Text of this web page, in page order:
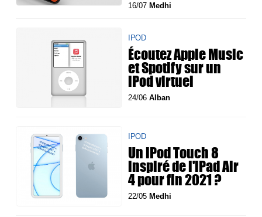
16/07 Medhi
IPOD
Écoutez Apple Music
et Spotify sur un
iPod virtuel
24/06Alban
IPOD
Un iPod Touch 8
inspiré de l'iPad Air
4 pour fin 2021 ?
22/05 Medhi